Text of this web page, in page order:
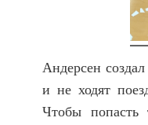
Андерсен
и не ходят
Чтобы попасть